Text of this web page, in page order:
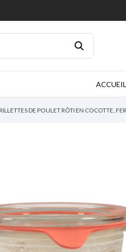
ACCUEIL
DE POULET RÔTI EN COCOTTE,